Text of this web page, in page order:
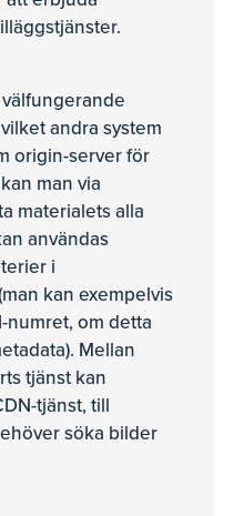
andra system
origin-server för
man via
materialets alla
användas
i
kan exempelvis
numret, om detta
Mellan
tjänst kan
tjänst, till
söka bilder